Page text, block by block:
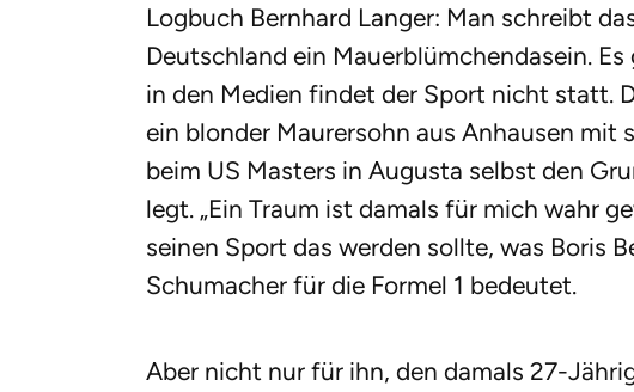
Logbuch Bernhard Langer: Man schreibt
Deutschland ein Mauerblümchendasein.
in den Medien findet der Sport nicht statt.
ein blonder Maurersohn aus Anhausen mit
beim US Masters in Augusta selbst den
legt. „Ein Traum ist damals für mich wahr
seinen Sport das werden sollte, was Boris
Schumacher für die Formel 1 bedeutet.
Aber nicht nur für ihn, den damals 27-